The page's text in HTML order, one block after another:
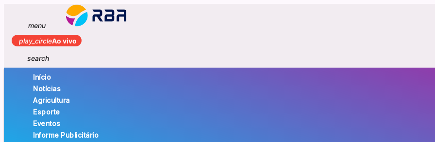
menu
play_circleAo vivo
search
Início
Notícias
Agricultura
Esporte
Eventos
Informe Publicitário